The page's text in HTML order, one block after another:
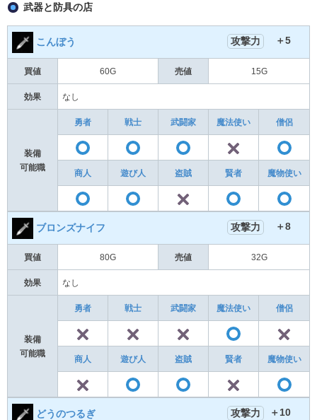
武器と防具の店
こんぼう 攻撃力 ＋5
買値 60G 売値 15G
効果 なし
装備
可能職
勇者 戦士 武闘家 魔法使い 僧侶
商人 遊び人 盗賊 賢者 魔物使い
ブロンズナイフ 攻撃力 ＋8
買値 80G 売値 32G
効果 なし
装備
可能職
勇者 戦士 武闘家 魔法使い 僧侶
商人 遊び人 盗賊 賢者 魔物使い
どうのつるぎ 攻撃力 ＋10